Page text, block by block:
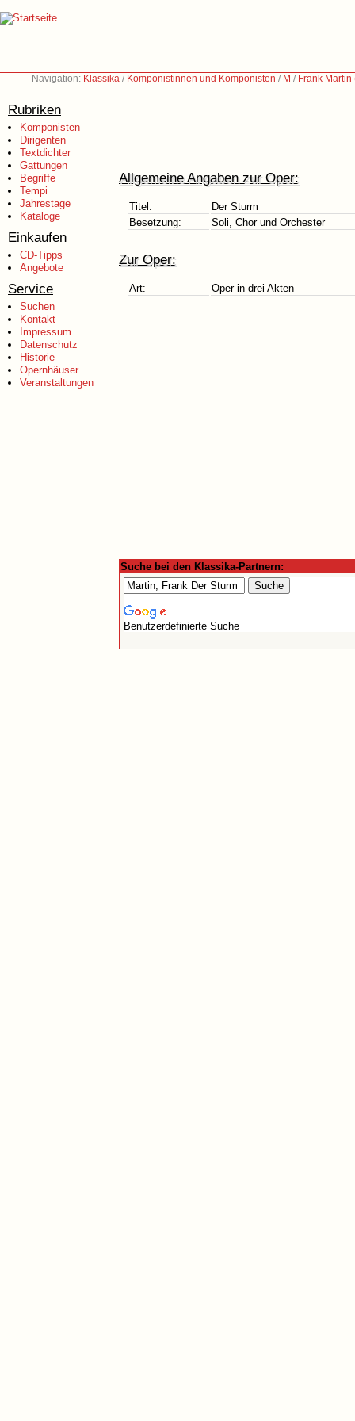
Navigation: Klassika / Komponistinnen und Komponisten / M / Frank
Rubriken
Komponisten
Dirigenten
Textdichter
Gattungen
Begriffe
Tempi
Jahrestage
Kataloge
Einkaufen
CD-Tipps
Angebote
Service
Suchen
Kontakt
Impressum
Datenschutz
Historie
Opernhäuser
Veranstaltungen
Allgemeine Angaben zur Oper:
Titel:
Der Sturm
Besetzung:
Soli, Chor und Orchester
Zur Oper:
Art: Oper in drei Akten
Suche bei den Klassika-Partnern:
Benutzerdefinierte Suche